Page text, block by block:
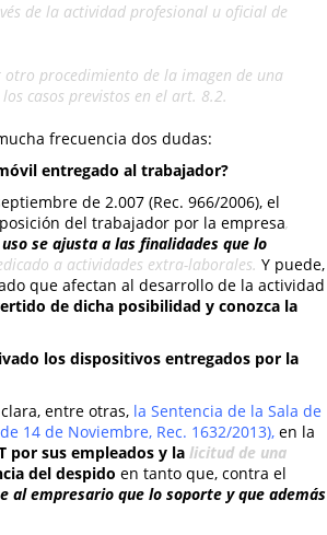
de la actividad profesional u oficial de
procedimiento de la imagen de una
casos previstos en el art. 8.2.
frecuencia dos dudas:
entregado al trabajador?
de 2.007 (Rec. 966/2006), el
del trabajador por la empresa,
se ajusta a las finalidades que lo
a actividades extra-laborales. Y puede,
que afectan al desarrollo de la actividad
de dicha posibilidad y conozca la
los dispositivos entregados por la
entre otras, la Sentencia de la Sala de
14 de Noviembre, Rec. 1632/2013), en la
por sus empleados y la licitud de una
del despido en tanto que, contra el
al empresario que lo soporte y que además